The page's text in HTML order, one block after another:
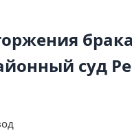
суд